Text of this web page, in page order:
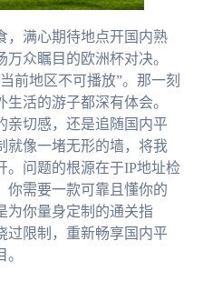
，满心期待地点开国内熟
众瞩目的欧洲杯对决。
前地区不可播放”。那一刻
活的游子都深有体会。
亲切感，还是追随国内平
就像一堵无形的墙，将我
。问题的根源在于IP地址检
你需要一款可靠且懂你的
为你量身定制的通关指
过限制，重新畅享国内平